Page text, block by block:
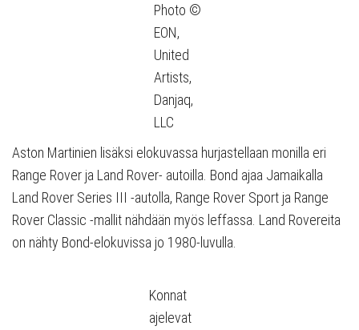
Photo ©
EON,
United
Artists,
Danjaq,
LLC
Aston Martinien lisäksi elokuvassa hurjastellaan monilla eri
Range Rover ja Land Rover- autoilla. Bond ajaa Jamaikalla
Land Rover Series III -autolla, Range Rover Sport ja Range
Rover Classic -mallit nähdään myös leffassa. Land Rovereita
on nähty Bond-elokuvissa jo 1980-luvulla.
Konnat
ajelevat